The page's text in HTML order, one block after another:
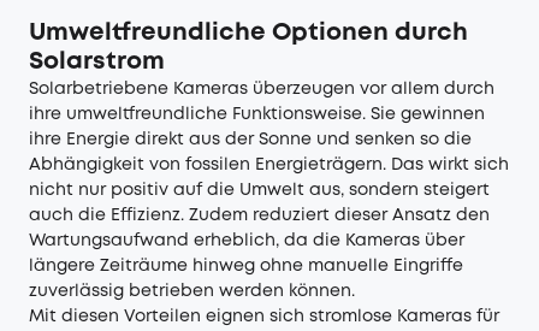
Umweltfreundliche Optionen durch
Solarstrom
Solarbetriebene Kameras überzeugen vor allem durch
ihre umweltfreundliche Funktionsweise. Sie gewinnen
ihre Energie direkt aus der Sonne und senken so die
Abhängigkeit von fossilen Energieträgern. Das wirkt sich
nicht nur positiv auf die Umwelt aus, sondern steigert
auch die Effizienz. Zudem reduziert dieser Ansatz den
Wartungsaufwand erheblich, da die Kameras über
längere Zeiträume hinweg ohne manuelle Eingriffe
zuverlässig betrieben werden können.
Mit diesen Vorteilen eignen sich stromlose Kameras für